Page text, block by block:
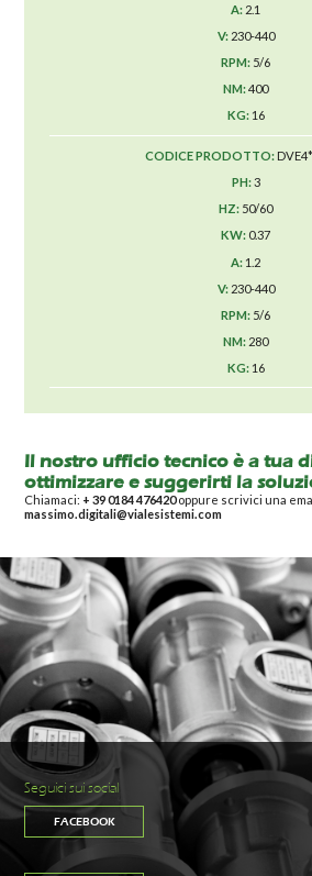
2.1
230-440
5/6
400
16
3
50/60
0.37
1.2
230-440
5/6
280
16
Il nostro ufficio tecnico è a tua
ottimizzare e suggerirti la
Chiamaci: + 39 0184 476420oppure scrivici una
massimo.digitali@vialesistemi.com
Seguici sui social
FACEBOOK